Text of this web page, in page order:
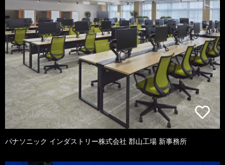
パナソニック インダストリー株式会社 郡山工場 新事務所